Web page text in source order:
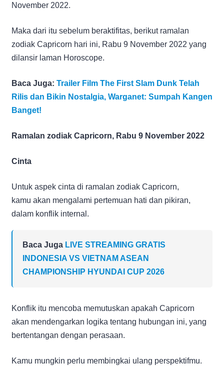
November 2022.
Maka dari itu sebelum beraktifitas, berikut ramalan
zodiak Capricorn hari ini, Rabu 9 November 2022 yang
dilansir laman Horoscope.
Baca Juga: Trailer Film The First Slam Dunk Telah
Rilis dan Bikin Nostalgia, Warganet: Sumpah Kangen
Banget!
Ramalan zodiak Capricorn, Rabu 9 November 2022
Cinta
Untuk aspek cinta di ramalan zodiak Capricorn,
kamu akan mengalami pertemuan hati dan pikiran,
dalam konflik internal.
Baca Juga LIVE STREAMING GRATIS
INDONESIA VS VIETNAM ASEAN
CHAMPIONSHIP HYUNDAI CUP 2026
Konflik itu mencoba memutuskan apakah Capricorn
akan mendengarkan logika tentang hubungan ini, yang
bertentangan dengan perasaan.
Kamu mungkin perlu membingkai ulang perspektifmu.